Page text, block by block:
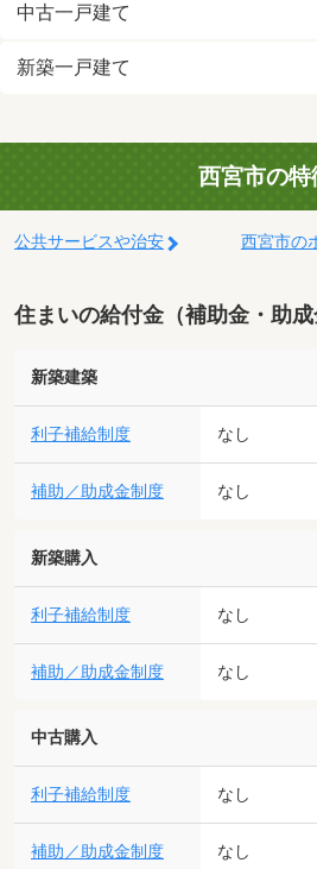
中古一戸建て
新築一戸建て
西宮市の特
公共サービスや治安 西宮市の
住まいの給付金（補助金・助成
新築建築
利子補給制度 なし
補助／助成金制度 なし
新築購入
利子補給制度 なし
補助／助成金制度 なし
中古購入
利子補給制度 なし
補助／助成金制度 なし